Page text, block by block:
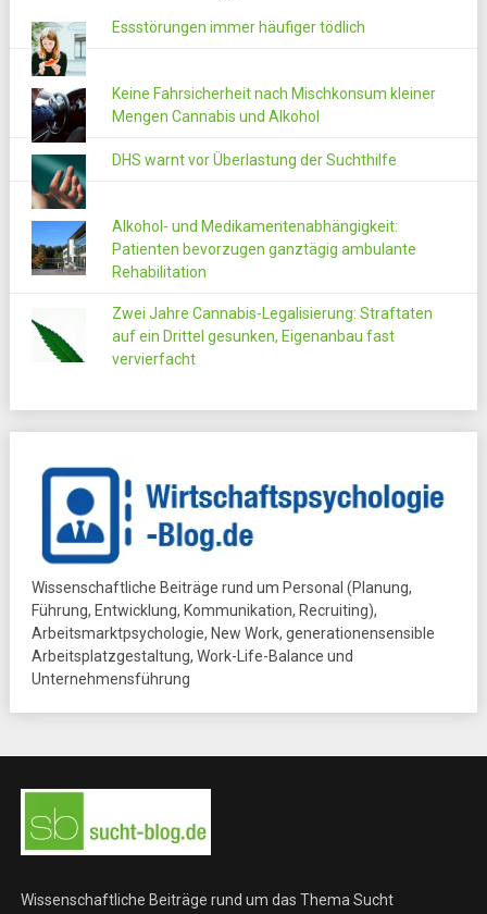
Essstörungen immer häufiger tödlich
Keine Fahrsicherheit nach Mischkonsum kleiner
Mengen Cannabis und Alkohol
DHS warnt vor Überlastung der Suchthilfe
Alkohol- und Medikamentenabhängigkeit:
Patienten bevorzugen ganztägig ambulante
Rehabilitation
Zwei Jahre Cannabis-Legalisierung: Straftaten
auf ein Drittel gesunken, Eigenanbau fast
vervierfacht
Wissenschaftliche Beiträge rund um Personal (Planung,
Führung, Entwicklung, Kommunikation, Recruiting),
Arbeitsmarktpsychologie, New Work, generationensensible
Arbeitsplatzgestaltung, Work-Life-Balance und
Unternehmensführung
Wissenschaftliche Beiträge rund um das Thema Sucht